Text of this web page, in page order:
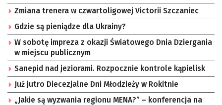
Zmiana trenera w czwartoligowej Victorii Szczaniec
Gdzie są pieniądze dla Ukrainy?
W sobotę impreza z okazji Światowego Dnia Dziergania
w miejscu publicznym
Sanepid nad jeziorami. Rozpocznie kontrole kąpielisk
Już jutro Diecezjalne Dni Młodzieży w Rokitnie
„Jakie są wyzwania regionu MENA?” – konferencja na